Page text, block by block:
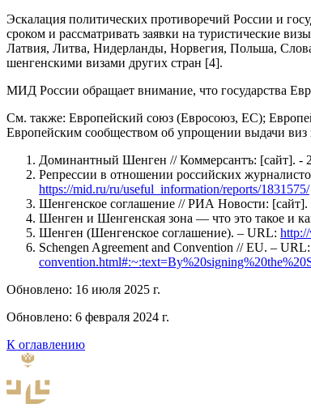
Эскалация политических противоречий России и
сроком и рассматривать заявки на туристические
Латвия, Литва, Нидерланды, Норвегия, Польша,
шенгенскими визами других стран [4].
МИД России обращает внимание, что государства
См. также: Европейский союз (Евросоюз, ЕС);
Европейским сообществом об упрощении выдачи
Доминантный Шенген // Коммерсантъ: [сайт]. -
Репрессии в отношении российских
https://mid.ru/ru/useful_information/reports/1831575/
Шенгенское соглашение // РИА Новости:
Шенген и Шенгенская зона — что это такое и
Шенген (Шенгенское соглашение). – URL:
Schengen Agreement and Convention // EU. – URL:
Обновлено: 16 июля 2025 г.
Обновлено: 6 февраля 2024 г.
К оглавлению